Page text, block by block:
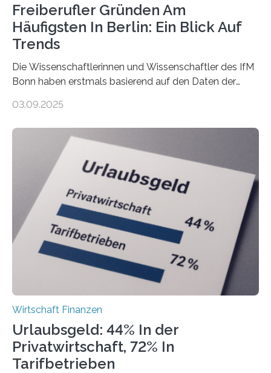
Freiberufler Gründen Am
Häufigsten In Berlin: Ein Blick Auf
Trends
Die Wissenschaftlerinnen und Wissenschaftler des IfM
Bonn haben erstmals basierend auf den Daten der
Landkreise mit den meisten Gründungen von
ist demnach Berlin. Betrachtet man nur die Gründungen
der Freiberuflerinnen, so liegt Leipzig an der Spitze. In
Berlin starteten in 2024 die meisten Personen in eine
eigene freiberufliche Existenz, dahinter folgten die
Städte Hamburg, München und Köln. Betrachtet man
hingegen die Existenzgründungsintensität – die Anzahl
der freiberuflichen Gründungen je…
03.09.2025
Wirtschaft Finanzen
Urlaubsgeld: 44% In der
Privatwirtschaft, 72% In
Tarifbetrieben